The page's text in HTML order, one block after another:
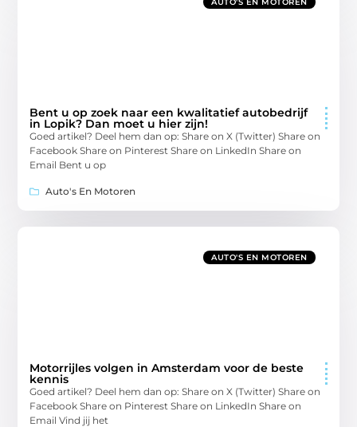
AUTO'S EN MOTOREN
Bent u op zoek naar een kwalitatief autobedrijf
in Lopik? Dan moet u hier zijn!
Goed artikel? Deel hem dan op: Share on X (Twitter) Share on
Facebook Share on Pinterest Share on LinkedIn Share on
Email Bent u op
Auto's En Motoren
AUTO'S EN MOTOREN
Motorrijles volgen in Amsterdam voor de beste
kennis
Goed artikel? Deel hem dan op: Share on X (Twitter) Share on
Facebook Share on Pinterest Share on LinkedIn Share on
Email Vind jij het